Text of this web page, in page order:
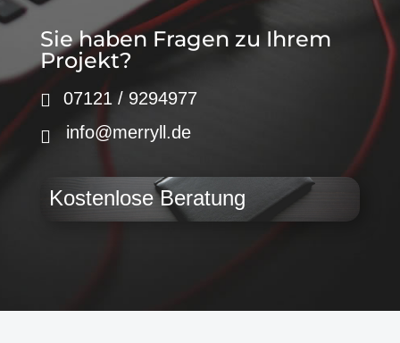
Sie haben Fragen zu Ihrem
Projekt?
07121 / 9294977
info@merryll.de
Kostenlose Beratung